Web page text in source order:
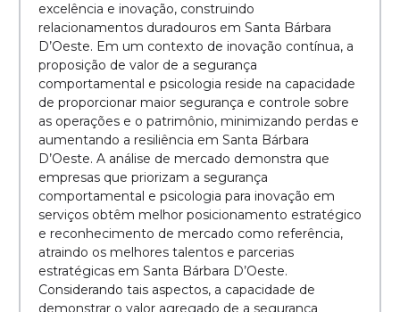
excelência e inovação, construindo
relacionamentos duradouros em Santa Bárbara
D’Oeste. Em um contexto de inovação contínua, a
proposição de valor de a segurança
comportamental e psicologia reside na capacidade
de proporcionar maior segurança e controle sobre
as operações e o patrimônio, minimizando perdas e
aumentando a resiliência em Santa Bárbara
D’Oeste. A análise de mercado demonstra que
empresas que priorizam a segurança
comportamental e psicologia para inovação em
serviços obtêm melhor posicionamento estratégico
e reconhecimento de mercado como referência,
atraindo os melhores talentos e parcerias
estratégicas em Santa Bárbara D’Oeste.
Considerando tais aspectos, a capacidade de
demonstrar o valor agregado de a segurança